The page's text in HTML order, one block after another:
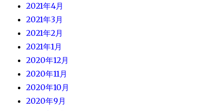
2021年4月
2021年3月
2021年2月
2021年1月
2020年12月
2020年11月
2020年10月
2020年9月